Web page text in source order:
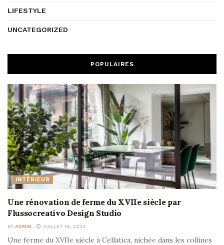
LIFESTYLE
UNCATEGORIZED
POPULAIRES
INTÉRIEUR
Une rénovation de ferme du XVIIe siècle par
Flussocreativo Design Studio
BY ADMIN JUILLET 19, 2023
Une ferme du XVIIe siècle à Cellatica, nichée dans les collines